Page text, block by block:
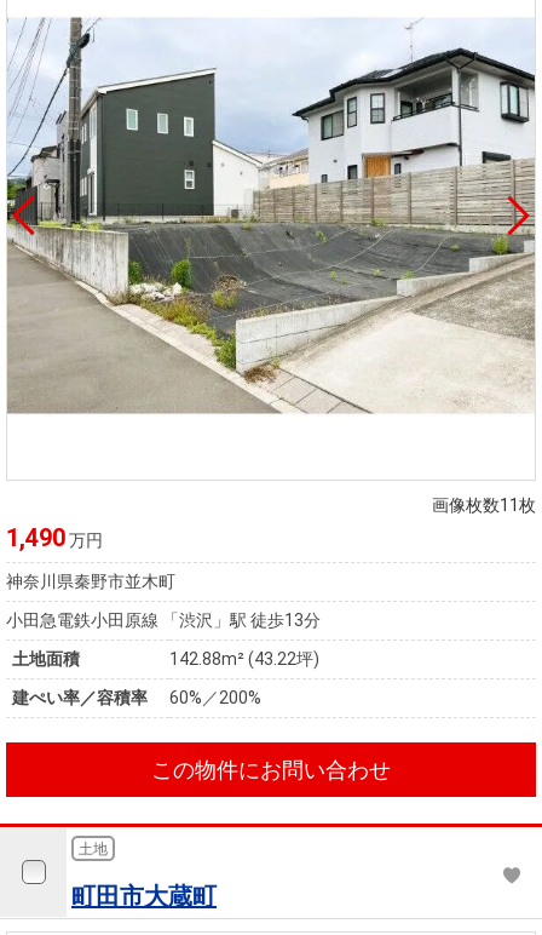
画像枚数11枚
1,490万円
神奈川県秦野市並木町
小田急電鉄小田原線 「渋沢」駅 徒歩13分
土地面積
142.88m² (43.22坪)
建ぺい率／容積率
60%／200%
この物件にお問い合わせ
土地
町田市大蔵町